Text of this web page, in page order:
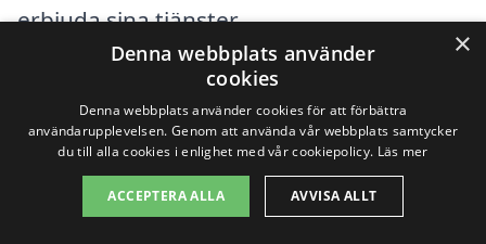
erbjuda sina tjänster.
Några av de städer som ligger i närheten
av Bredaryd och där du kan hitta
kompetenta företag för att renovera
trappa inkluderar:
×
Denna webbplats använder
cookies
Denna webbplats använder cookies för att förbättra
användarupplevelsen. Genom att använda vår webbplats samtycker
du till alla cookies i enlighet med vår cookiepolicy. Läs mer
ACCEPTERA ALLA AVVISA ALLT